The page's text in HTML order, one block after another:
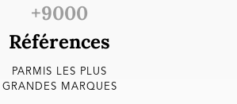
+9000
Références
PARMIS LES PLUS
GRANDES MARQUES